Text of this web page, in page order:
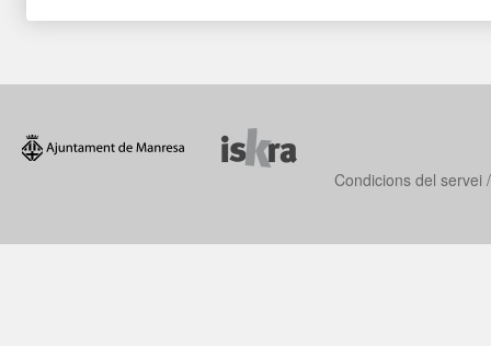
Condicions del servei